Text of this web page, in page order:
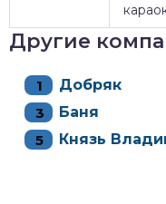
Другие
Добряк
Баня
Князь